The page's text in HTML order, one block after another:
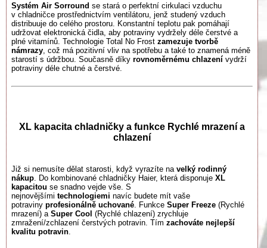
Systém Air Sorround se stará o perfektní cirkulaci vzduchu
v chladničce prostřednictvím ventilátoru, jenž studený vzduch
distribuuje do celého prostoru. Konstantní teplotu pak pomáhají
udržovat elektronická čidla, aby potraviny vydržely déle čerstvé a
plné vitamínů. Technologie Total No Frost zamezuje tvorbě
námrazy , což má pozitivní vliv na spotřebu a také to znamená méně
starostí s údržbou. Současně díky rovnoměrnému chlazení vydrží
potraviny déle chutné a čerstvé.
XL kapacita chladničky a funkce Rychlé mrazení a
chlazení
Již si nemusíte dělat starosti, když vyrazíte na velký rodinný
nákup . Do kombinované chladničky Haier, která disponuje XL
kapacitou se snadno vejde vše. S
nejnovějšími technologiemi navíc budete mít vaše
potraviny profesionálně uchované . Funkce Super Freeze (Rychlé
mrazení) a Super Cool (Rychlé chlazení) zrychluje
zmražení/zchlazení čerstvých potravin. Tím zachováte nejlepší
kvalitu potravin